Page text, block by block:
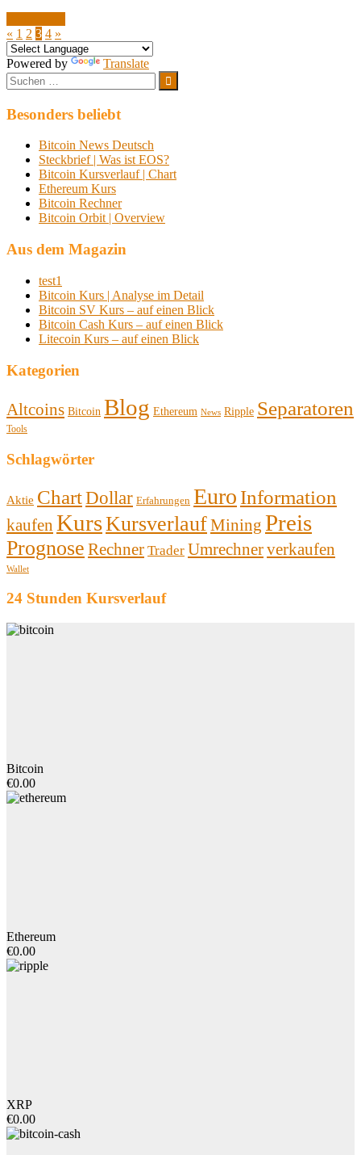
Beitragsnavigation
« Vorherige
Beiträge
1 2 3 4 Nächste
Beiträge
»
Powered by
Translate
Suchen
nach:
Suchen
Besonders beliebt
Bitcoin News Deutsch
Steckbrief | Was ist EOS?
Bitcoin Kursverlauf | Chart
Ethereum Kurs
Bitcoin Rechner
Bitcoin Orbit | Overview
Aus dem Magazin
test1
Bitcoin Kurs | Analyse im Detail
Bitcoin SV Kurs – auf einen Blick
Bitcoin Cash Kurs – auf einen Blick
Litecoin Kurs – auf einen Blick
Kategorien
Altcoins Bitcoin Blog Ethereum News Ripple Separatoren
Tools
Schlagwörter
Aktie ChartDollar Erfahrungen Euro Information
kaufen KursKursverlaufMining Preis
Prognose Rechner Trader Umrechnerverkaufen
Wallet
24 Stunden Kursverlauf
Bitcoin
€0.00
Ethereum
€0.00
XRP
€0.00